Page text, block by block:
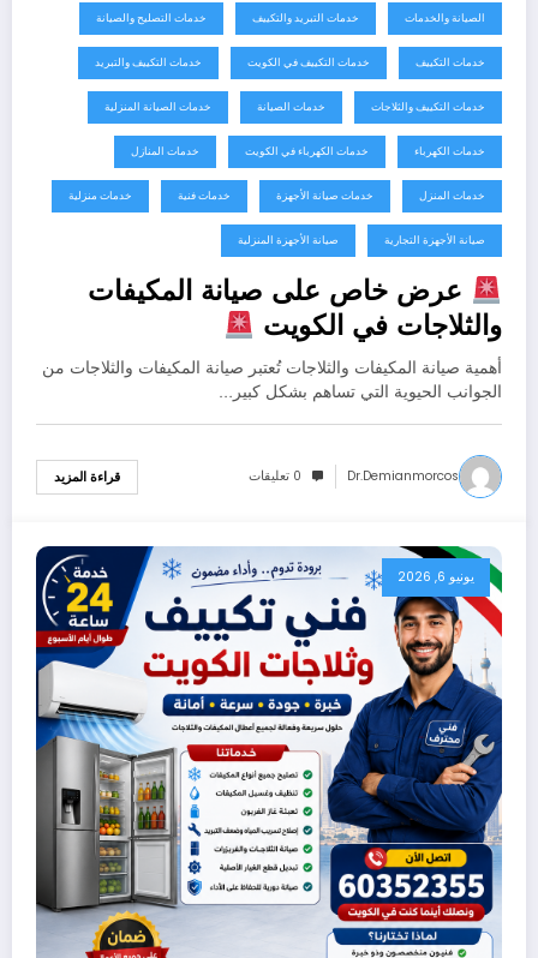
الصيانة والخدمات خدمات التبريد والتكييف خدمات التصليح والصيانة
خدمات التكييف خدمات التكييف في الكويت خدمات التكييف والتبريد
خدمات التكييف والثلاجات خدمات الصيانة خدمات الصيانة المنزلية
خدمات الكهرباء خدمات الكهرباء في الكويت خدمات المنازل
خدمات المنزل خدمات صيانة الأجهزة خدمات فنية خدمات منزلية
صيانة الأجهزة التجارية صيانة الأجهزة المنزلية
عرض خاص على صيانة المكيفات
والثلاجات في الكويت
أهمية صيانة المكيفات والثلاجات تُعتبر صيانة المكيفات والثلاجات من
الجوانب الحيوية التي تساهم بشكل كبير…
Dr.demianmorcos 0 تعليقات قراءة المزيد
يونيو 6, 2026